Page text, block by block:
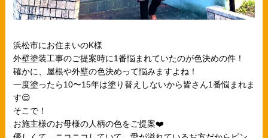
浜松市にお住まいのK様
外壁塗装工事のご提案時に1番悩まれていたのが色決めの件！
確かに、屋根や外壁の色決めって悩みますよね！
一度塗ったら10〜15年は塗り替えしないから皆さん1番悩まれま
す😌
そこで！
お施主様のお母様の人柄の色をご提案❤️